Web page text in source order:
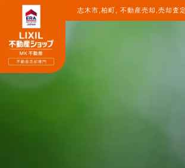
志木市,柏町, 不動産売却,売却査